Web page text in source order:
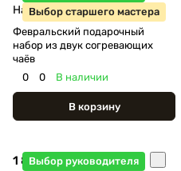
Выбор старшего мастера
Начислим+62 бонуса
Февральский подарочный
набор из двук согревающих
чаёв
0
0 В наличии
В корзину
Выбор руководителя
1 800 ₽